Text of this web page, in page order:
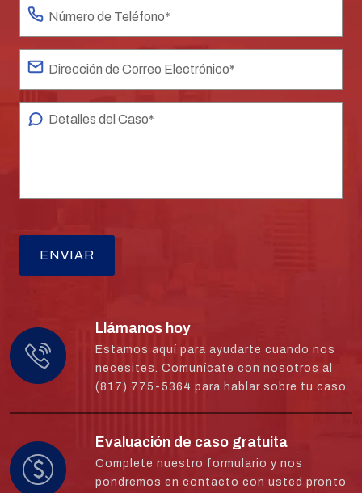
Llámanos hoy
Estamos aquí para ayudarte cuando nos
necesites. Comunícate con nosotros al
(817) 775-5364 para hablar sobre tu caso.
Evaluación de caso gratuita
Complete nuestro formulario y nos
pondremos en contacto con usted pronto